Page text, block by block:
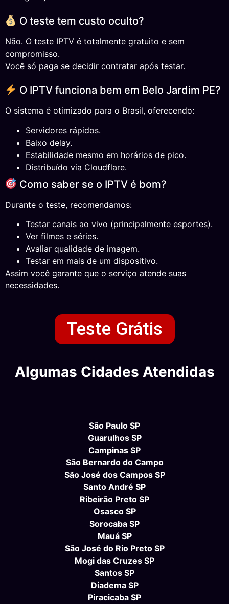
O teste tem custo oculto?
Não. O teste IPTV é totalmente gratuito e sem
compromisso.
Você só paga se decidir contratar após testar.
O IPTV funciona bem em Belo Jardim PE?
O sistema é otimizado para o Brasil, oferecendo:
Servidores rápidos.
Baixo delay.
Estabilidade mesmo em horários de pico.
Distribuído via Cloudflare.
Como saber se o IPTV é bom?
Durante o teste, recomendamos:
Testar canais ao vivo (principalmente esportes).
Ver filmes e séries.
Avaliar qualidade de imagem.
Testar em mais de um dispositivo.
Assim você garante que o serviço atende suas
necessidades.
Teste Grátis
Algumas Cidades Atendidas
São Paulo SP
Guarulhos SP
Campinas SP
São Bernardo do Campo
São José dos Campos SP
Santo André SP
Ribeirão Preto SP
Osasco SP
Sorocaba SP
Mauá SP
São José do Rio Preto SP
Mogi das Cruzes SP
Santos SP
Diadema SP
Piracicaba SP